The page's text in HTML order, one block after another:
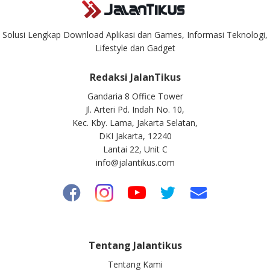
Solusi Lengkap Download Aplikasi dan Games, Informasi Teknologi,
Lifestyle dan Gadget
Redaksi JalanTikus
Gandaria 8 Office Tower
Jl. Arteri Pd. Indah No. 10,
Kec. Kby. Lama, Jakarta Selatan,
DKI Jakarta, 12240
Lantai 22, Unit C
info@jalantikus.com
Tentang Jalantikus
Tentang Kami